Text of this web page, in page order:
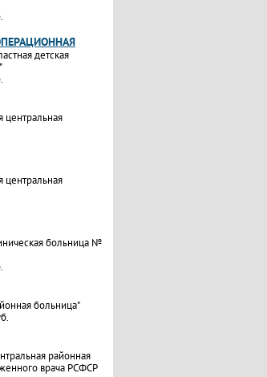
детская
центральная
центральная
больница №
больница"
районная
врача РСФСР